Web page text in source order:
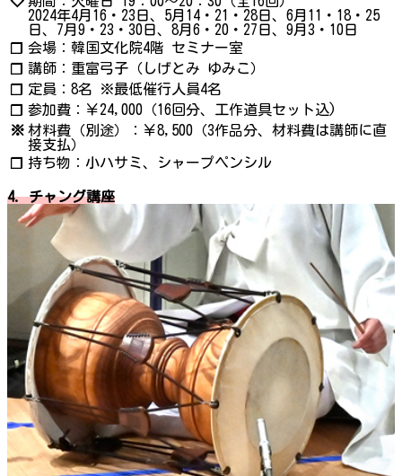
2024年4月16・23日、5月14・21・28日、6月11・18・25
日、7月9・23・30日、8月6・20・27日、9月3・10日
❐ 会場：韓国文化院4階 セミナー室
❐ 講師：重富弓子（しげとみ ゆみこ）
❐ 定員：8名 ※最低催行人員4名
❐ 参加費：￥24,000（16回分、工作道具セット込)
※ 材料費（別途）：￥8,500（3作品分、材料費は講師に直
接支払）
❐ 持ち物：小ハサミ、シャープペンシル
4. チャング講座